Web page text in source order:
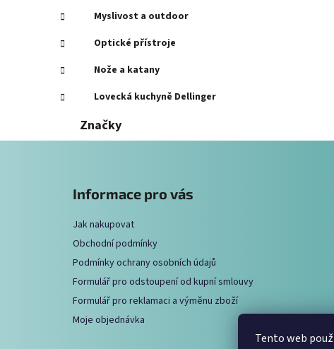
Tento web
n
í
p
a
n
l
e
Myslivost a outdoor
Optické přístroje
Nože a katany
Lovecká kuchyně Dellinger
Značky
Informace pro vás
Jak nakupovat
Obchodní podmínky
Podmínky ochrany osobních údajů
Formulář pro odstoupení od kupní smlouvy
Formulář pro reklamaci a výměnu zboží
Moje objednávka